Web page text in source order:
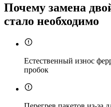
Почему замена
стало необходимо
Естественный износ
пробок